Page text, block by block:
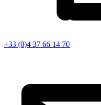
+33 (0)4 37 66 14 70